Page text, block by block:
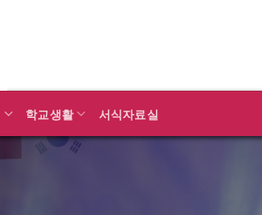
학교생활 서식자료실